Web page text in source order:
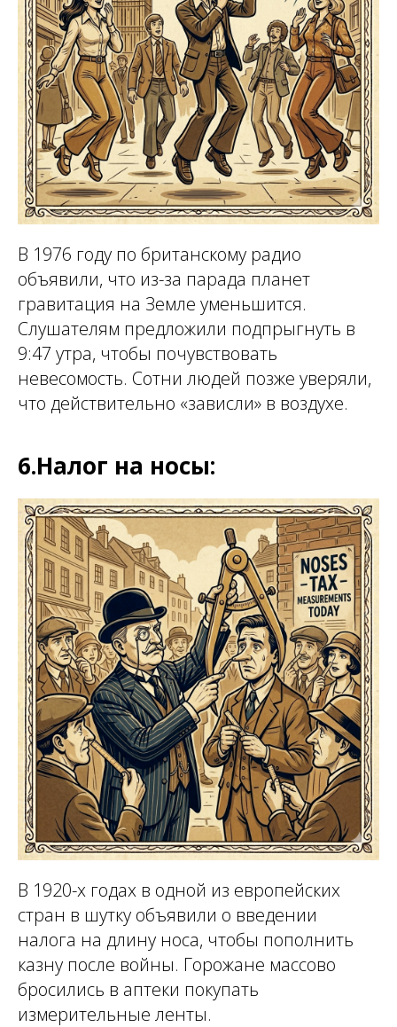
В 1976 году по британскому радио
объявили, что из-за парада планет
гравитация на Земле уменьшится.
Слушателям предложили подпрыгнуть в
9:47 утра, чтобы почувствовать
невесомость. Сотни людей позже уверяли,
что действительно «зависли» в воздухе.
6.Налог на носы:
В 1920-х годах в одной из европейских
стран в шутку объявили о введении
налога на длину носа, чтобы пополнить
казну после войны. Горожане массово
бросились в аптеки покупать
измерительные ленты.